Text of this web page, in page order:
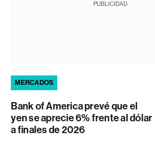
PUBLICIDAD
MERCADOS
Bank of America prevé que el
yen se aprecie 6% frente al dólar
a finales de 2026